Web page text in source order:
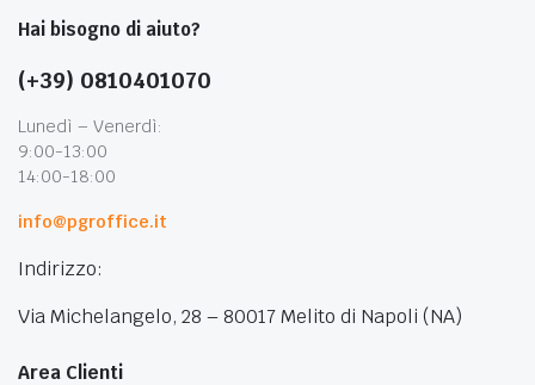
Hai bisogno di aiuto?
(+39) 0810401070
Lunedì – Venerdì:
9:00-13:00
14:00-18:00
info@pgroffice.it
Indirizzo:
Via Michelangelo, 28 – 80017 Melito di Napoli (NA)
Area Clienti